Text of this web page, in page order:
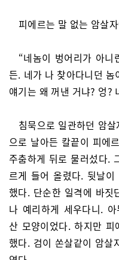
피에르는 말 없는 암살
“네놈이 벙어리가 아
든. 네가 나 찾아다니던
얘기는 왜 꺼낸 거냐? 엉?
침묵으로 일관하던 암
으로 날아든 칼끝이 피에
주춤하게 뒤로 물러섰다.
르게 들어 올렸다. 뒷날
했다. 단순한 일격에 바짓
나 예리하게 세우다니.
산 모양이었다. 하지만
했다. 검이 쏜살같이 암살